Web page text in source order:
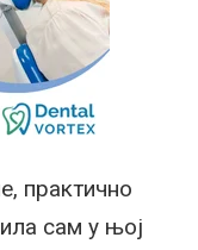
практично
сам у њој